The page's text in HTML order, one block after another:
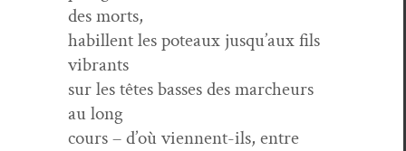
des morts,
habil­lent les poteaux jusqu’aux fils
vibrants
sur les têtes bass­es des marcheurs
au long
cours – d’où vien­nent-ils, entre